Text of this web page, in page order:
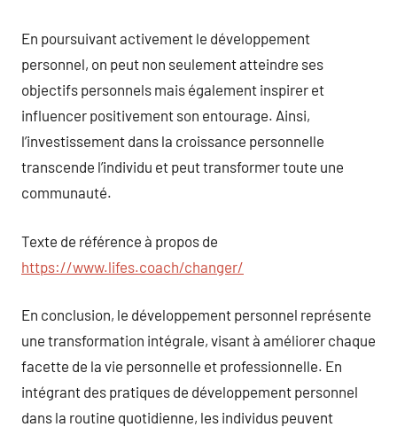
En poursuivant activement le développement
personnel, on peut non seulement atteindre ses
objectifs personnels mais également inspirer et
influencer positivement son entourage. Ainsi,
l’investissement dans la croissance personnelle
transcende l’individu et peut transformer toute une
communauté.
Texte de référence à propos de
https://www.lifes.coach/changer/
En conclusion, le développement personnel représente
une transformation intégrale, visant à améliorer chaque
facette de la vie personnelle et professionnelle. En
intégrant des pratiques de développement personnel
dans la routine quotidienne, les individus peuvent